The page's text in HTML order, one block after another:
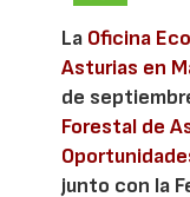
La Oficina
Asturias en
de
Forestal de
junto con la